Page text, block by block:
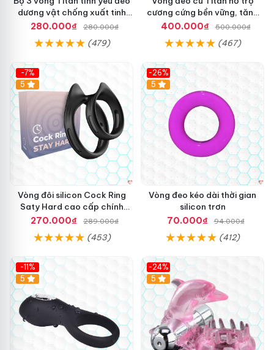
dương vật chống xuất tinh
sớm chất liệu silicon y tế
280.000₫ 280.000₫
(479)
cương cứng bền vững, tăng
khoái cảm
400.000₫ 500.000₫
(467)
-7%
5
Vòng đôi silicon Cock Ring
Saty Hard cao cấp chính
hãng Mỹ
270.000₫ 289.000₫
(453)
-26%
5
Vòng đeo kéo dài thời gian
silicon trơn
70.000₫
94.000₫
(412)
-11%
5
-24%
5